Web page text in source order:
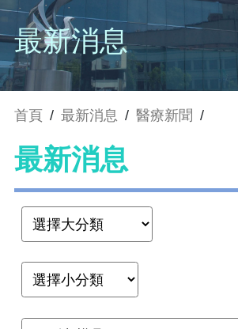
最新消息
首頁 / 最新消息 / 醫療新聞 /
最新消息